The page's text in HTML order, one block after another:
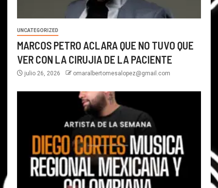
UNCATEGORIZED
MARCOS PETRO ACLARA QUE NO TUVO QUE
VER CON LA CIRUJIA DE LA PACIENTE
julio 26, 2026 omaralbertomesalopez@gmail.com